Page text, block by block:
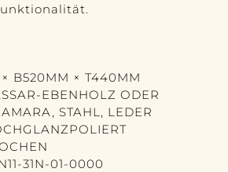
B520MM × T440MM
EBENHOLZ ODER
STAHL, LEDER
31N-01-0000